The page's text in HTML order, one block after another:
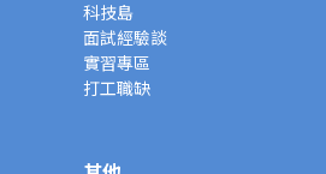
科技島
面試經驗談
實習專區
打工職缺